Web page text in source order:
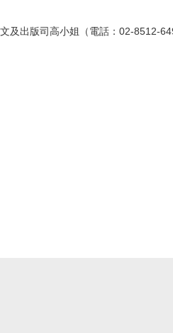
及出版司高小姐（電話：02-8512-